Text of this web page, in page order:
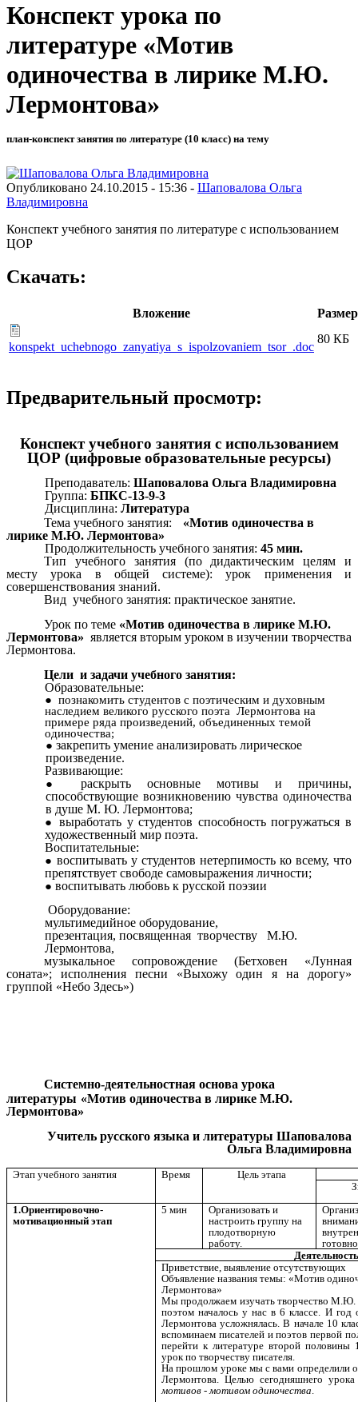
Конспект урока по
литературе «Мотив
одиночества в лирике М.Ю.
Лермонтова»
план-конспект занятия по литературе (10 класс) на тему
Опубликовано 24.10.2015 - 15:36 - Шаповалова Ольга
Владимировна
Конспект учебного занятия по литературе с использованием
ЦОР
Скачать:
Вложение Размер
konspekt_uchebnogo_zanyatiya_s_ispolzovaniem_tsor_.doc
80 КБ
Предварительный просмотр:
Конспект учебного занятия с использованием
ЦОР (цифровые образовательные ресурсы)
Преподаватель: Шаповалова Ольга Владимировна
Группа: БПКС-13-9-3
Дисциплина: Литература
Тема учебного занятия:
«Мотив одиночества в
лирике М.Ю. Лермонтова»
Продолжительность учебного занятия: 45 мин.
Тип учебного занятия (по дидактическим целям и
месту урока в общей системе): урок применения и
совершенствования знаний.
Вид учебного занятия:практическое занятие.
Урок по теме «Мотив одиночества в лирике М.Ю.
Лермонтова» является вторым уроком в изучении творчества
Лермонтова.
Цели и задачи учебного занятия:
Образовательные:
познакомить студентов с поэтическим и духовным
наследием великого русского поэта Лермонтова на
примере ряда произведений, объединенных темой
одиночества;
закрепить умение анализировать лирическое
произведение.
Развивающие:
раскрыть основные мотивы и причины,
способствующие возникновению чувства одиночества
в душе М. Ю. Лермонтова;
выработать у студентов способность погружаться в
художественный мир поэта.
Воспитательные:
воспитывать у студентов нетерпимость ко всему, что
препятствует свободе самовыражения личности;
воспитывать любовь к русской поэзии
Оборудование:
мультимедийное оборудование,
презентация, посвященная творчеству М.Ю.
Лермонтова,
музыкальное сопровождение(Бетховен «Лунная
соната»; исполнения песни «Выхожу один я на дорогу»
группой «Небо Здесь»)
Системно-деятельностная основа урока
литературы «Мотив одиночества в лирике М.Ю.
Лермонтова»
Учитель русского языка и литературы Шаповалова
Ольга Владимировна
Этап учебного занятия Время Цель этапа
1.Ориентировочно-
мотивационный этап
5 мин
Организовать и
настроить группу на
плодотворную
работу.
Приветствие, выявление отсутствующих
Объявление названия темы: «Мотив
Лермонтова»
Мы продолжаем изучать творчество М.Ю.
поэтом началось у нас в 6 классе. И год
Лермонтова усложнялась. В начале 10
вспоминаем писателей и поэтов первой
перейти к литературе второй
урок по творчеству писателя.
На прошлом уроке мы с вами
Лермонтова. Целью сегодняшнего
мотивов - мотивом одиночества